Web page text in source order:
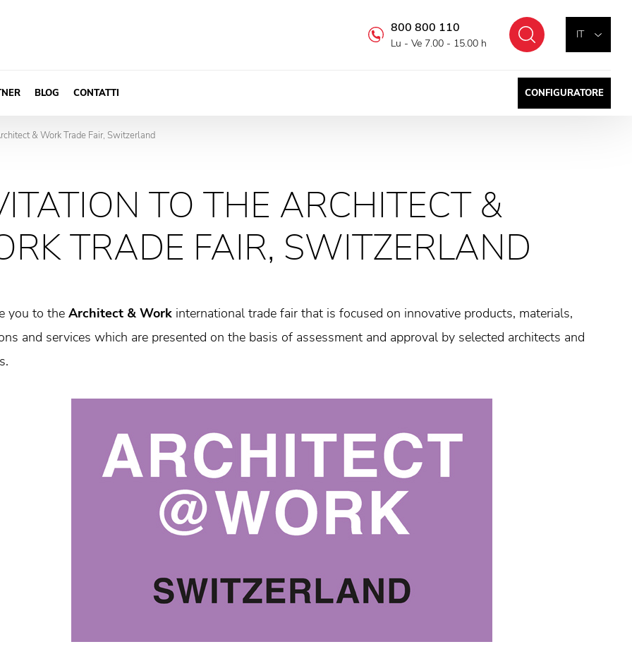
ITCercare
800 800 110
Lu - Ve 7.00 - 15.00 h
BLOG CONTATTI CONFIGURATORE
& Work Trade Fair, Switzerland
TO THE ARCHITECT &
TRADE FAIR, SWITZERLAND
you to the Architect & Work international trade fair that is focused on innovative products, materials,
and services which are presented on the basis of assessment and approval by selected architects and